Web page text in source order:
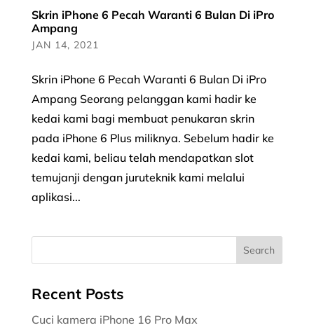
Skrin iPhone 6 Pecah Waranti 6 Bulan Di iPro
Ampang
JAN 14, 2021
Skrin iPhone 6 Pecah Waranti 6 Bulan Di iPro
Ampang Seorang pelanggan kami hadir ke
kedai kami bagi membuat penukaran skrin
pada iPhone 6 Plus miliknya. Sebelum hadir ke
kedai kami, beliau telah mendapatkan slot
temujanji dengan juruteknik kami melalui
aplikasi...
Recent Posts
Cuci kamera iPhone 16 Pro Max